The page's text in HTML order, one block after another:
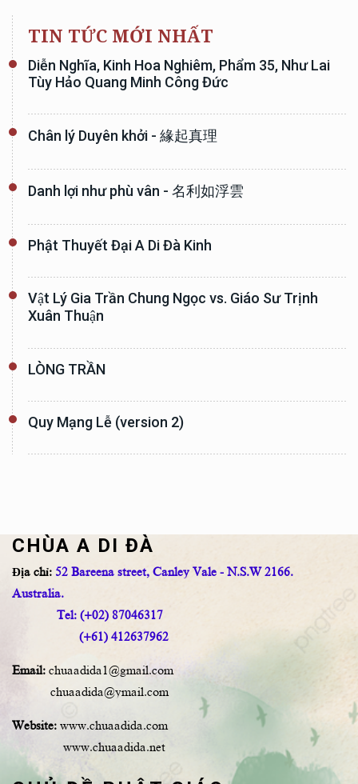
TIN TỨC MỚI NHẤT
Diễn Nghĩa, Kinh Hoa Nghiêm, Phẩm 35, Như Lai
Tùy Hảo Quang Minh Công Đức
Chân lý Duyên khởi - 緣起真理
Danh lợi như phù vân - 名利如浮雲
Phật Thuyết Đại A Di Đà Kinh
Vật Lý Gia Trần Chung Ngọc vs. Giáo Sư Trịnh
Xuân Thuận
LÒNG TRẦN
Quy Mạng Lễ (version 2)
CHÙA A DI ĐÀ
Địa chỉ: 52 Bareena street, Canley Vale - N.S.W 2166.
Australia.
Tel: (+02) 87046317
(+61) 412637962
Email: chuaadida1@gmail.com
chuaadida@ymail.com
Website: www.chuaadida.com
www.chuaadida.net